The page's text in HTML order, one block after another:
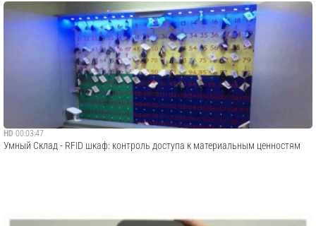
HD 00:03:47
Умный Склад - RFID шкаф: контроль доступа к материальным ценностям